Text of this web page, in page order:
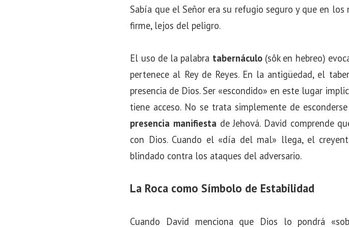
Sabía que el Señor era su refugio seguro y que en
firme, lejos del peligro.
El uso de la palabra tabernáculo(sôk en hebreo)
pertenece al Rey de Reyes. En la antigüedad, el
presencia de Dios. Ser «escondido» en este lugar
tiene acceso. No se trata simplemente de
presencia manifiesta de Jehová. David comprende
con Dios. Cuando el «día del mal» llega, el
blindado contra los ataques del adversario.
La Roca como Símbolo de Estabilidad
Cuando David menciona que Dios lo pondrá